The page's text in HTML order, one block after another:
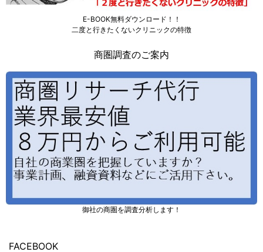
E-BOOK無料ダウンロード！！
二度と行きたくないクリニックの特徴
商圏調査のご案内
御社の商圏を調査分析します！
FACEBOOK